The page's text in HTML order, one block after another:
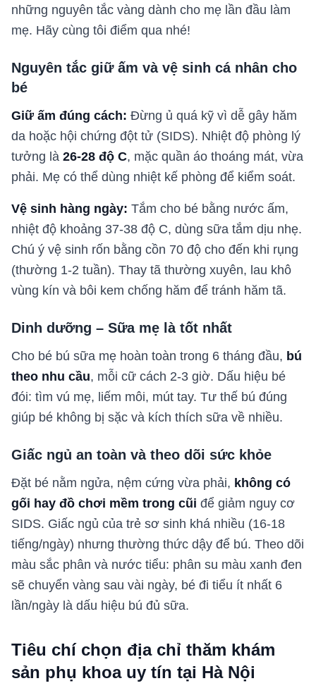
những nguyên tắc vàng dành cho mẹ lần đầu làm
mẹ. Hãy cùng tôi điểm qua nhé!
Nguyên tắc giữ ấm và vệ sinh cá nhân cho
bé
Giữ ấm đúng cách: Đừng ủ quá kỹ vì dễ gây hăm
da hoặc hội chứng đột tử (SIDS). Nhiệt độ phòng lý
tưởng là 26-28 độ C, mặc quần áo thoáng mát, vừa
phải. Mẹ có thể dùng nhiệt kế phòng để kiểm soát.
Vệ sinh hàng ngày: Tắm cho bé bằng nước ấm,
nhiệt độ khoảng 37-38 độ C, dùng sữa tắm dịu nhẹ.
Chú ý vệ sinh rốn bằng cồn 70 độ cho đến khi rụng
(thường 1-2 tuần). Thay tã thường xuyên, lau khô
vùng kín và bôi kem chống hăm để tránh hăm tã.
Dinh dưỡng – Sữa mẹ là tốt nhất
Cho bé bú sữa mẹ hoàn toàn trong 6 tháng đầu, bú
theo nhu cầu, mỗi cữ cách 2-3 giờ. Dấu hiệu bé
đói: tìm vú mẹ, liếm môi, mút tay. Tư thế bú đúng
giúp bé không bị sặc và kích thích sữa về nhiều.
Giấc ngủ an toàn và theo dõi sức khỏe
Đặt bé nằm ngửa, nệm cứng vừa phải, không có
gối hay đồ chơi mềm trong cũi để giảm nguy cơ
SIDS. Giấc ngủ của trẻ sơ sinh khá nhiều (16-18
tiếng/ngày) nhưng thường thức dậy để bú. Theo dõi
màu sắc phân và nước tiểu: phân su màu xanh đen
sẽ chuyển vàng sau vài ngày, bé đi tiểu ít nhất 6
lần/ngày là dấu hiệu bú đủ sữa.
Tiêu chí chọn địa chỉ thăm khám
sản phụ khoa uy tín tại Hà Nội